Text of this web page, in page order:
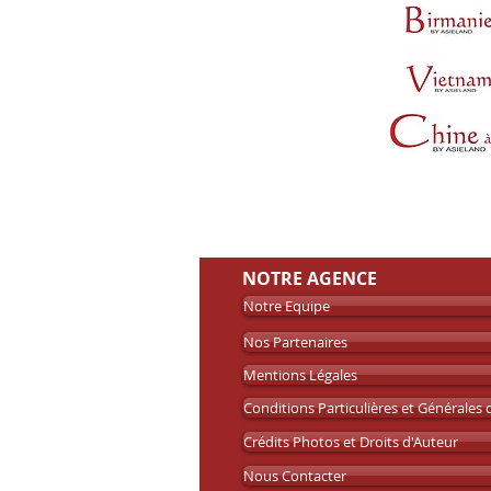
NOTRE AGENCE
Notre Equipe
Nos Partenaires
Mentions Légales
Conditions Particulières et Générales
Crédits Photos et Droits d'Auteur
Nous Contacter